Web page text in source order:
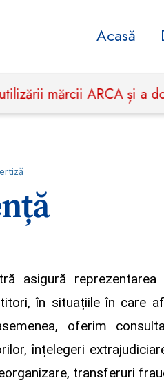
Acasă
mărcii ARCA și a
asigură reprezentarea
în situațiile în care
oferim
înțelegeri
transferuri